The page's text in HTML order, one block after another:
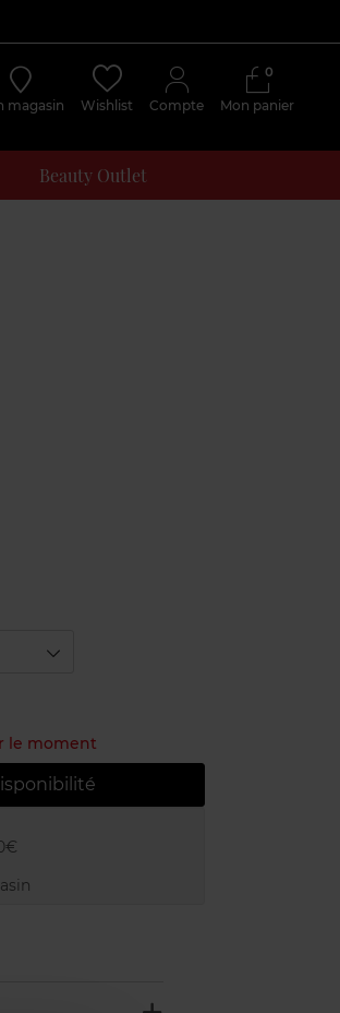
magasin Wishlist Compte Mon panier
0
Beauty Outlet
le moment